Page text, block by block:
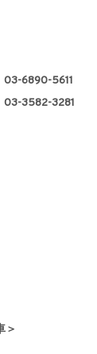
6890-5611
3582-3281
＞